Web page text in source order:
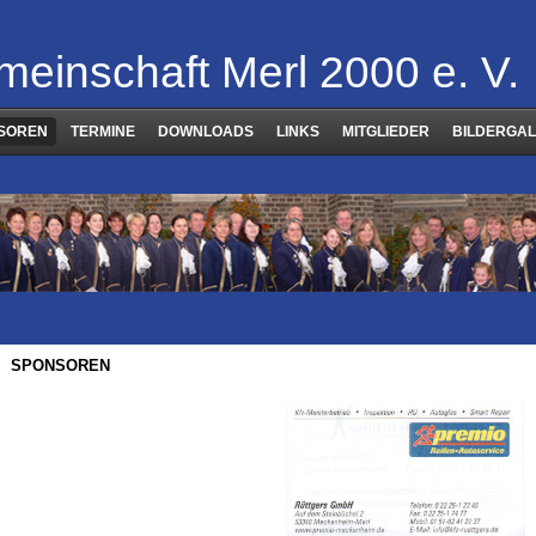
Merl 2000 e. V.
TERMINE DOWNLOADS LINKS MITGLIEDER
SPONSOREN